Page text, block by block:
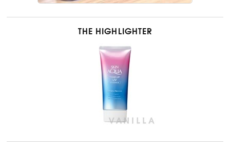
THE HIGHLIGHTER